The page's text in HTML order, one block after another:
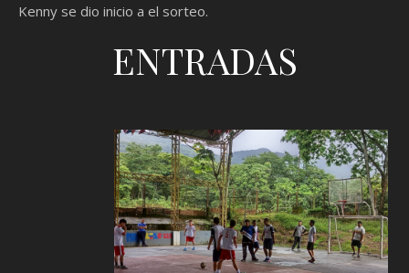
Kenny se dio inicio a el sorteo.
ENTRADAS